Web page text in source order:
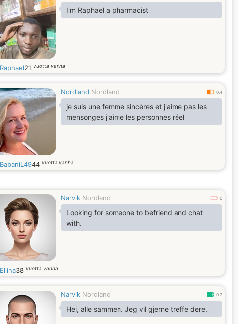
I'm Raphael a pharmacist
Raphael21 vuotta vanha
Nordland Nordland 0.4
je suis une femme sincères et j'aime pas les
mensonges j'aime les personnes réel
BabaniL4944 vuotta vanha
Narvik Nordland 0
Looking for someone to befriend and chat
with.
Ellina38 vuotta vanha
Narvik Nordland 0.7
Hei, alle sammen. Jeg vil gjerne treffe dere.